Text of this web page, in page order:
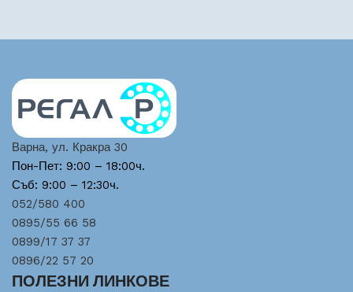
Варна, ул. Кракра 30
Пон-Пет: 9:00 – 18:00ч.
Съб: 9:00 – 12:30ч.
052/580 400
0895/55 66 58
0899/17 37 37
0896/22 57 20
ПОЛЕЗНИ ЛИНКОВЕ